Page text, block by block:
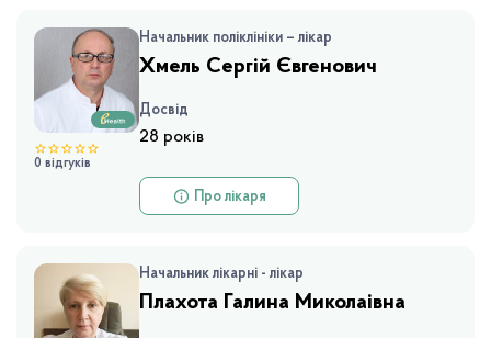
0 відгуків
Начальник поліклініки – лікар
Хмель Сергій Євгенович
Досвід
28 років
Про лікаря
Начальник лікарні - лікар
Плахота Галина Миколаівна